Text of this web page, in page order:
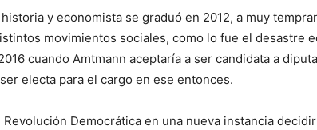
y economista se graduó en 2012, a muy
movimientos sociales, como lo fue el desastre
cuando Amtmann aceptaría a ser candidata a
electa para el cargo en ese entonces.
Revolución Democrática en una nueva instancia